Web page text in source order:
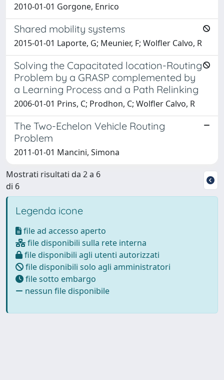
2010-01-01 Gorgone, Enrico
Shared mobility systems
2015-01-01 Laporte, G; Meunier, F; Wolfler Calvo, R
Solving the Capacitated location-Routing
Problem by a GRASP complemented by
a Learning Process and a Path Relinking
2006-01-01 Prins, C; Prodhon, C; Wolfler Calvo, R
The Two-Echelon Vehicle Routing
Problem
2011-01-01 Mancini, Simona
Mostrati risultati da 2 a 6
di 6
Legenda icone
file ad accesso aperto
file disponibili sulla rete interna
file disponibili agli utenti autorizzati
file disponibili solo agli amministratori
file sotto embargo
nessun file disponibile